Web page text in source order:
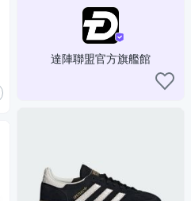
達陣聯盟官方旗艦館